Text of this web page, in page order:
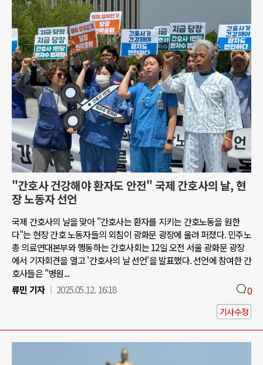
"간호사 건강해야 환자도 안전" 국제 간호사의 날, 현
장 노동자 선언
국제 간호사의 날을 맞아 "간호사는 환자를 지키는 간호노동을 원한
다"는 현장 간호 노동자들의 외침이 광화문 광장에 울려 퍼졌다. 민주노
총 의료연대본부와 행동하는 간호사회는 12일 오전 서울 광화문 광장
에서 기자회견을 열고 '간호사의 날 선언'을 발표했다. 선언에 참여한 간
호사들은 "병원...
류민 기자
2025.05.12. 16:18 0
기사수정